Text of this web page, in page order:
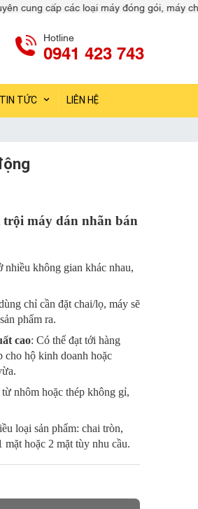
máy đóng gói, máy chiết rót, máy dán
Hotline
0941 423 743
TIN TỨC LIÊN HỆ
máy dán nhãn bán
nhiều không gian khác nhau,
chỉ cần đặt chai/lọ, máy sẽ
phẩm ra.
cao: Có thể đạt tới hàng
cho hộ kinh doanh hoặc
nhôm hoặc thép không gỉ,
loại sản phẩm: chai tròn,
mặt hoặc 2 mặt tùy nhu cầu.